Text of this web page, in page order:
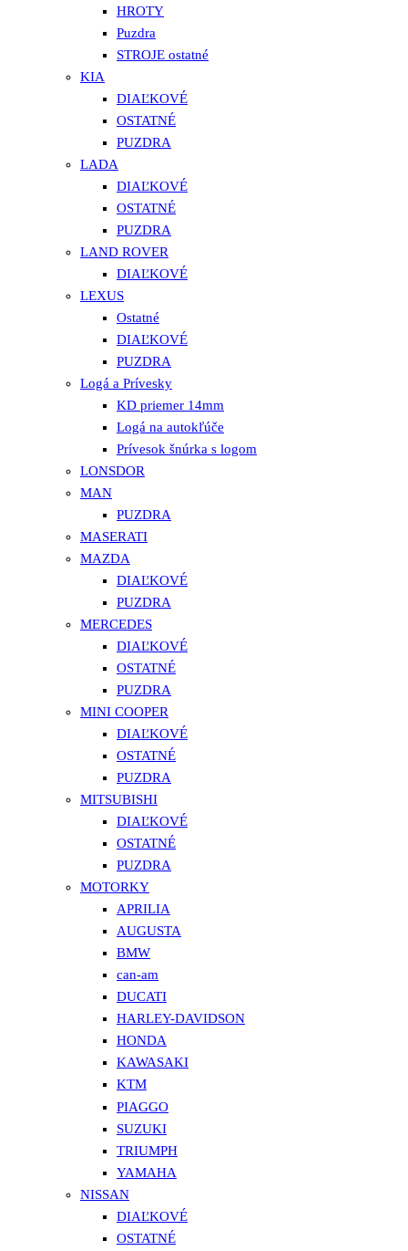
HROTY
Puzdra
STROJE ostatné
KIA
DIAĽKOVÉ
OSTATNÉ
PUZDRA
LADA
DIAĽKOVÉ
OSTATNÉ
PUZDRA
LAND ROVER
DIAĽKOVÉ
LEXUS
Ostatné
DIAĽKOVÉ
PUZDRA
Logá a Prívesky
KD priemer 14mm
Logá na autokľúče
Prívesok šnúrka s logom
LONSDOR
MAN
PUZDRA
MASERATI
MAZDA
DIAĽKOVÉ
PUZDRA
MERCEDES
DIAĽKOVÉ
OSTATNÉ
PUZDRA
MINI COOPER
DIAĽKOVÉ
OSTATNÉ
PUZDRA
MITSUBISHI
DIAĽKOVÉ
OSTATNÉ
PUZDRA
MOTORKY
APRILIA
AUGUSTA
BMW
can-am
DUCATI
HARLEY-DAVIDSON
HONDA
KAWASAKI
KTM
PIAGGO
SUZUKI
TRIUMPH
YAMAHA
NISSAN
DIAĽKOVÉ
OSTATNÉ